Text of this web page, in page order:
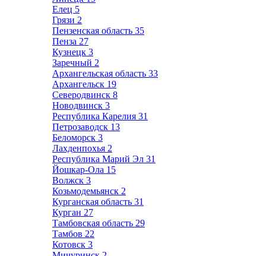
Елец 5
Грязи 2
Пензенская область 35
Пенза 27
Кузнецк 3
Заречный 2
Архангельская область 33
Архангельск 19
Северодвинск 8
Новодвинск 3
Республика Карелия 31
Петрозаводск 13
Беломорск 3
Лахденпохья 2
Республика Марий Эл 31
Йошкар-Ола 15
Волжск 3
Козьмодемьянск 2
Курганская область 31
Курган 27
Тамбовская область 29
Тамбов 22
Котовск 3